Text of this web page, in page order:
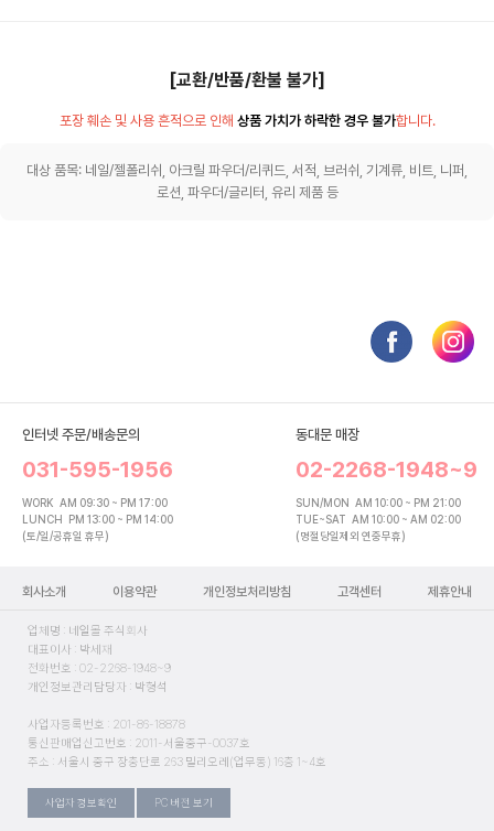
[교환/반품/환불 불가]
포장 훼손 및 사용 흔적으로 인해 상품 가치가 하락한 경우 불가합니다.
대상 품목: 네일/젤폴리쉬, 아크릴 파우더/리퀴드, 서적, 브러쉬, 기계류, 비트, 니퍼,
로션, 파우더/글리터, 유리 제품 등
인터넷 주문/배송문의
031-595-1956
WORK AM 09:30 ~ PM 17:00
LUNCH
PM 13:00 ~ PM 14:00
(토/일/공휴일 휴무)
동대문 매장
02-2268-1948~9
SUN/MON AM 10:00 ~ PM 21:00
TUE~SAT AM 10:00 ~ AM 02:00
(명절당일제외 연중무휴)
회사소개 이용약관 개인정보처리방침 고객센터 제휴안내
업체명 : 네일몰 주식회사
대표이사 : 박세재
전화번호 : 02-2268-1948~9
개인정보관리담당자 : 박형석
사업자등록번호 : 201-86-18878
통신판매업신고번호 : 2011-서울중구-0037호
주소 : 서울시 중구 장충단로 263 밀리오레(업무동) 16층 1~4호
사업자 정보확인 PC 버전 보기